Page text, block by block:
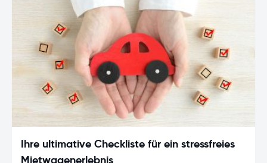
Ihre ultimative Checkliste für ein stressfreies
Mietwagenerlebnis